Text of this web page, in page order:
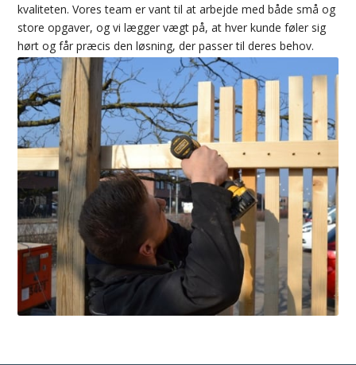
kvaliteten. Vores team er vant til at arbejde med både små og
store opgaver, og vi lægger vægt på, at hver kunde føler sig
hørt og får præcis den løsning, der passer til deres behov.